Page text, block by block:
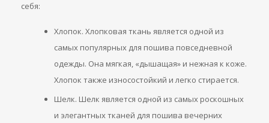
себя:
Хлопок. Хлопковая ткань является одной из
самых популярных для пошива повседневной
одежды. Она мягкая, «дышащая» и нежная к коже.
Хлопок также износостойкий и легко стирается.
Шелк. Шелк является одной из самых роскошных
и элегантных тканей для пошива вечерних